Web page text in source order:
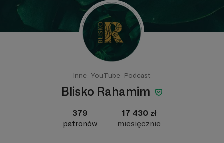
Inne YouTube Podcast
Blisko Rahamim
379
patronów
17 430 zł
miesięcznie